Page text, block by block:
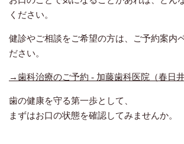
ください。
健診やご相談をご希望の方は、ご予約案内
ださい。
→歯科治療のご予約 - 加藤歯科医院（春日井
歯の健康を守る第一歩として、
まずはお口の状態を確認してみませんか。